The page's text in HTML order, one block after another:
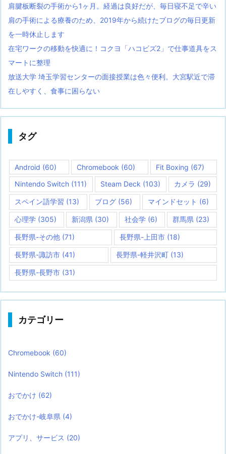
肩腱板断裂の手術から1ヶ月。経過は良好だが、毎日寝不足で辛い
肩の手術による療養のため、2019年から続けたブログの毎日更新
を一時休止します
在宅ワークの移動を快適に！コクヨ「ハコビズ2」で仕事道具をス
マートに整理
放送大学 埼玉学習センターの面接授業は色々便利。大宮駅近で滞
在しやすく、食事に困らない
タグ
Android (60) Chromebook (60) Fit Boxing (67)
Nintendo Switch (111) Steam Deck (103) カメラ (29)
スペイン語学習 (13) ブログ (56) マインドセット (6)
心理学 (305) 新潟県 (30) 社会学(6) 群馬県(23)
長野県-その他 (71) 長野県-上田市(18)
長野県-諏訪市 (41) 長野県-軽井沢町 (13)
長野県-長野市 (31)
カテゴリー
Chromebook (60)
Nintendo Switch (111)
おでかけ (62)
おでかけ-岐阜県 (4)
アプリ、サービス (20)